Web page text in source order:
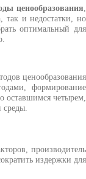
ценообразования
так и недостатки, но
оптимальный для
ценообразования
формирование
оставшимся четырем,
производитель
издержки для